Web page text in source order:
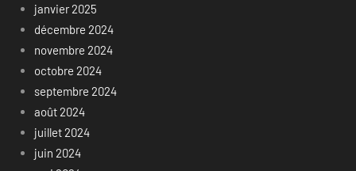
janvier 2025
décembre 2024
novembre 2024
octobre 2024
septembre 2024
août 2024
juillet 2024
juin 2024